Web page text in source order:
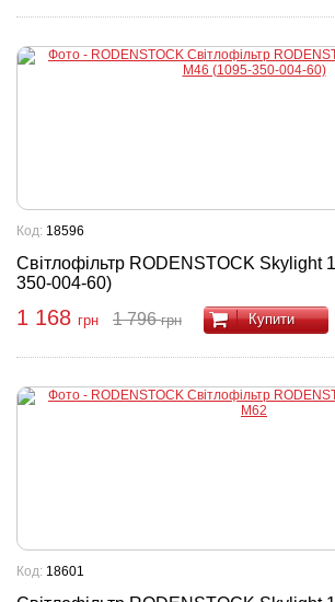
Світлофільтр RODENSTOCK Skylight
350-004-60)
Код: 18596
1 168 грн 1 796грн Купити
Код: 18601